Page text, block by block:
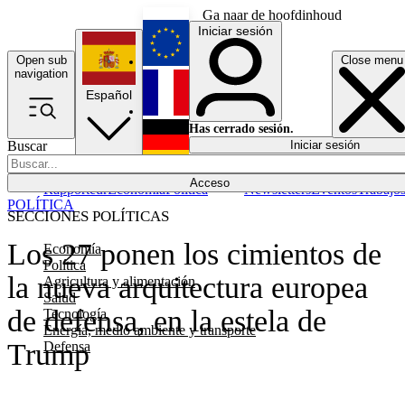
Ga naar de hoofdinhoud
Open sub
navigation
Close menu
Buscar
Acceso
SECCIONES POLÍTICAS
Economía
Política
Agricultura y alimentación
Salud
Tecnología
Energía, medio ambiente y transporte
Defensa
RapporteurEconomíaPolítica NewslettersEventosTrabajos
Español
English
Français
Iniciar sesión
Has cerrado sesión.
Iniciar sesión
Los 27 ponen los cimientos de
la nueva arquitectura europea
de defensa, en la estela de
Trump
POLÍTICA